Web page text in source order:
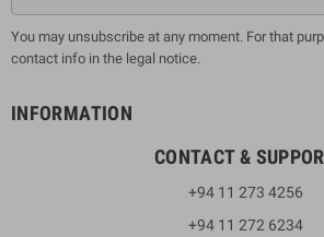
You may unsubscribe at any moment. For that
contact info in the legal notice.
INFORMATION
CONTACT &
+94 11 273 4256
+94 11 272 6234